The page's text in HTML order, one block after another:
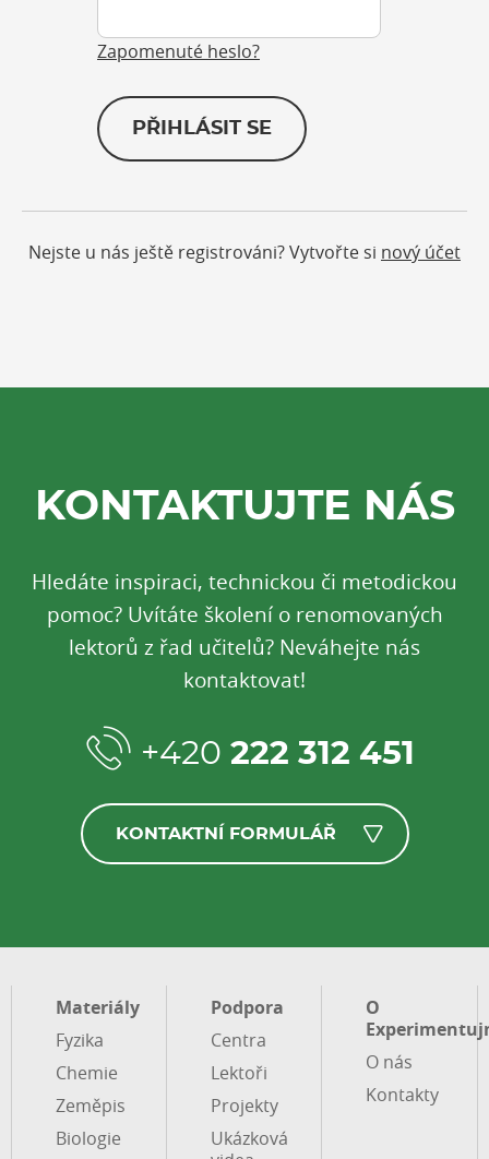
Zapomenuté heslo?
PŘIHLÁSIT SE
Nejste u nás ještě registrováni? Vytvořte si nový účet
KONTAKTUJTE NÁS
Hledáte inspiraci, technickou či metodickou
pomoc? Uvítáte školení o renomovaných
lektorů z řad učitelů? Neváhejte nás
kontaktovat!
+420 222 312 451
KONTAKTNÍ FORMULÁŘ
Materiály
Fyzika
Chemie
Zeměpis
Biologie
Podpora
Centra
Lektoři
Projekty
Ukázková
O
O nás
Kontakty